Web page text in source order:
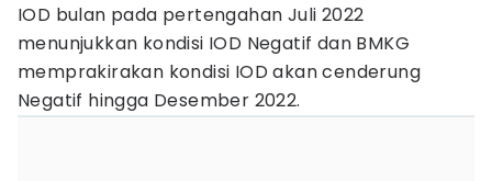
IOD bulan pada pertengahan Juli 2022
menunjukkan kondisi IOD Negatif dan BMKG
memprakirakan kondisi IOD akan cenderung
Negatif hingga Desember 2022.